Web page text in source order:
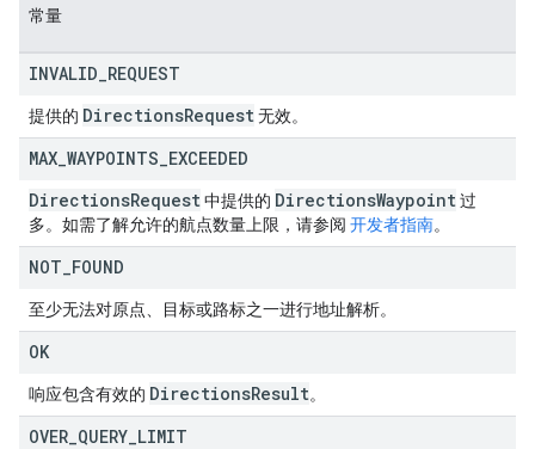
常量
INVALID REQUEST
提供的 DirectionsRequest无效。
MAX WAYPOINTS EXCEEDED
DirectionsRequest中提供的 DirectionsWaypoint过
多。如需了解允许的航点数量上限，请参阅 开发者指南。
NOT FOUND
至少无法对原点、目标或路标之一进行地址解析。
OK
响应包含有效的 DirectionsResult。
OVER QUERY LIMIT